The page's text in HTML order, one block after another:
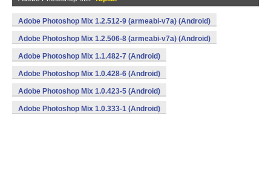
Adobe Photoshop Mix 1.2.512-9 (armeabi-v7a) (Android)
Adobe Photoshop Mix 1.2.506-8 (armeabi-v7a) (Android)
Adobe Photoshop Mix 1.1.482-7 (Android)
Adobe Photoshop Mix 1.0.428-6 (Android)
Adobe Photoshop Mix 1.0.423-5 (Android)
Adobe Photoshop Mix 1.0.333-1 (Android)